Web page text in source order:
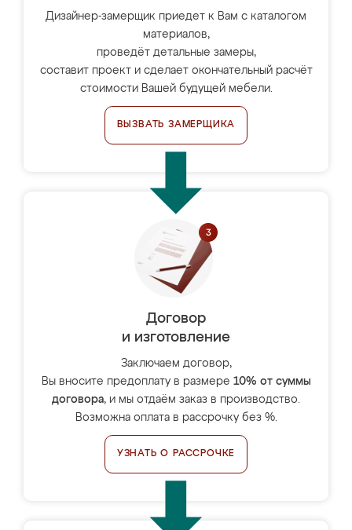
Дизайнер-замерщик приедет к Вам с каталогом
материалов,
проведёт детальные замеры,
составит проект и сделает окончательный расчёт
стоимости Вашей будущей мебели.
ВЫЗВАТЬ ЗАМЕРЩИКА
Договор
и изготовление
Заключаем договор,
Вы вносите предоплату в размере 10% от суммы
договора, и мы отдаём заказ в производство.
Возможна оплата в рассрочку без %.
УЗНАТЬ О РАССРОЧКЕ